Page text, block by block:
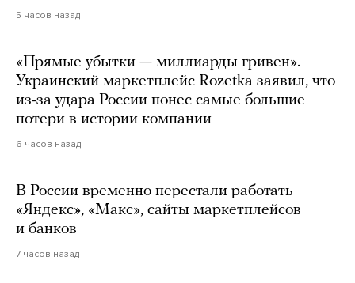
5 часов назад
«Прямые убытки — миллиарды гривен».
Украинский маркетплейс Rozetka заявил, что
из-за удара России понес самые большие
потери в истории компании
6 часов назад
В России временно перестали работать
«Яндекс», «Макс», сайты маркетплейсов
и банков
7 часов назад